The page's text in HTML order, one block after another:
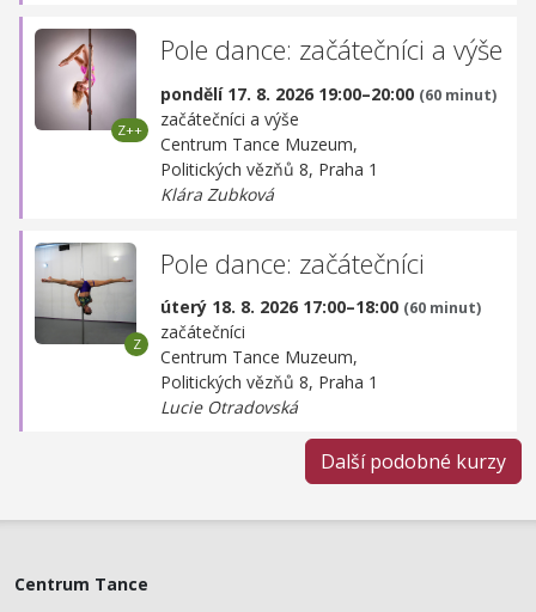
Pole dance: začátečníci a výše
pondělí 17. 8. 2026 19:00–20:00 (60 minut)
začátečníci a výše
Centrum Tance Muzeum,
Politických vězňů 8, Praha 1
Klára Zubková
Pole dance: začátečníci
úterý 18. 8. 2026 17:00–18:00 (60 minut)
začátečníci
Centrum Tance Muzeum,
Politických vězňů 8, Praha 1
Lucie Otradovská
Další podobné kurzy
Centrum Tance